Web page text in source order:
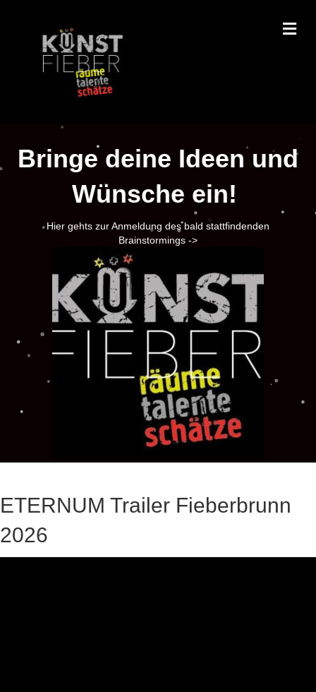
Bringe deine Ideen und
Wünsche ein!
Hier gehts zur Anmeldung des bald stattfindenden
Brainstormings ->
ETERNUM Trailer Fieberbrunn
2026